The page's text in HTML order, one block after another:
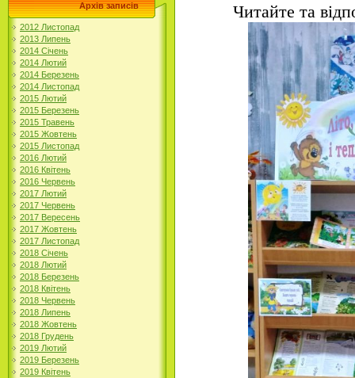
Архів записів
2012 Листопад
2013 Липень
2014 Січень
2014 Лютий
2014 Березень
2014 Листопад
2015 Лютий
2015 Березень
2015 Травень
2015 Жовтень
2015 Листопад
2016 Лютий
2016 Квітень
2016 Червень
2017 Лютий
2017 Червень
2017 Вересень
2017 Жовтень
2017 Листопад
2018 Січень
2018 Лютий
2018 Березень
2018 Квітень
2018 Червень
2018 Липень
2018 Жовтень
2018 Грудень
2019 Лютий
2019 Березень
2019 Квітень
Читайте та